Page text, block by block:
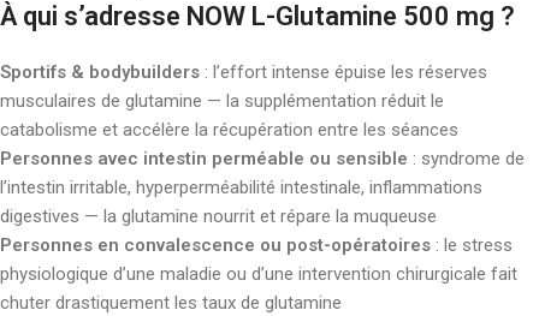
À qui s’adresse NOW L-Glutamine 500 mg ?
Sportifs & bodybuilders : l’effort intense épuise les réserves
musculaires de glutamine — la supplémentation réduit le
catabolisme et accélère la récupération entre les séances
Personnes avec intestin perméable ou sensible : syndrome de
l’intestin irritable, hyperperméabilité intestinale, inflammations
digestives — la glutamine nourrit et répare la muqueuse
Personnes en convalescence ou post-opératoires : le stress
physiologique d’une maladie ou d’une intervention chirurgicale fait
chuter drastiquement les taux de glutamine